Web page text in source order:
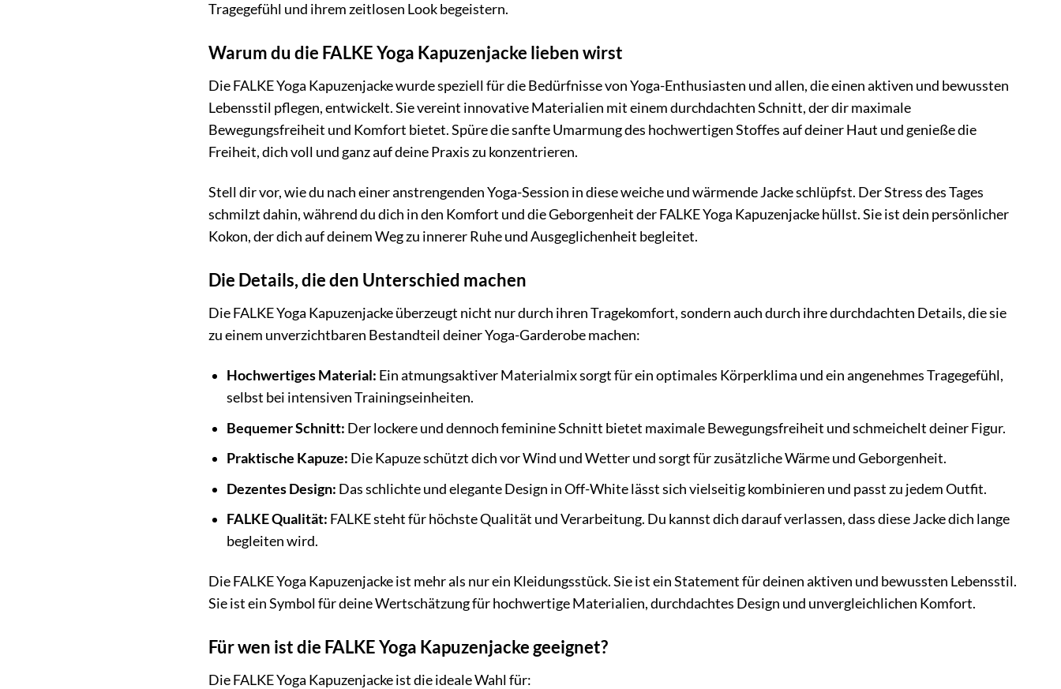
Tragegefühl und ihrem zeitlosen Look begeistern.
Warum du die FALKE Yoga Kapuzenjacke lieben wirst
Die FALKE Yoga Kapuzenjacke wurde speziell für die Bedürfnisse von Yoga-Enthusiasten und allen, die einen aktiven und bewussten
Lebensstil pflegen, entwickelt. Sie vereint innovative Materialien mit einem durchdachten Schnitt, der dir maximale
Bewegungsfreiheit und Komfort bietet. Spüre die sanfte Umarmung des hochwertigen Stoffes auf deiner Haut und genieße die
Freiheit, dich voll und ganz auf deine Praxis zu konzentrieren.
Stell dir vor, wie du nach einer anstrengenden Yoga-Session in diese weiche und wärmende Jacke schlüpfst. Der Stress des Tages
schmilzt dahin, während du dich in den Komfort und die Geborgenheit der FALKE Yoga Kapuzenjacke hüllst. Sie ist dein persönlicher
Kokon, der dich auf deinem Weg zu innerer Ruhe und Ausgeglichenheit begleitet.
Die Details, die den Unterschied machen
Die FALKE Yoga Kapuzenjacke überzeugt nicht nur durch ihren Tragekomfort, sondern auch durch ihre durchdachten Details, die sie
zu einem unverzichtbaren Bestandteil deiner Yoga-Garderobe machen:
Hochwertiges Material: Ein atmungsaktiver Materialmix sorgt für ein optimales Körperklima und ein angenehmes Tragegefühl,
selbst bei intensiven Trainingseinheiten.
Bequemer Schnitt: Der lockere und dennoch feminine Schnitt bietet maximale Bewegungsfreiheit und schmeichelt deiner Figur.
Praktische Kapuze: Die Kapuze schützt dich vor Wind und Wetter und sorgt für zusätzliche Wärme und Geborgenheit.
Dezentes Design: Das schlichte und elegante Design in Off-White lässt sich vielseitig kombinieren und passt zu jedem Outfit.
FALKE Qualität: FALKE steht für höchste Qualität und Verarbeitung. Du kannst dich darauf verlassen, dass diese Jacke dich lange
begleiten wird.
Die FALKE Yoga Kapuzenjacke ist mehr als nur ein Kleidungsstück. Sie ist ein Statement für deinen aktiven und bewussten Lebensstil.
Sie ist ein Symbol für deine Wertschätzung für hochwertige Materialien, durchdachtes Design und unvergleichlichen Komfort.
Für wen ist die FALKE Yoga Kapuzenjacke geeignet?
Die FALKE Yoga Kapuzenjacke ist die ideale Wahl für: